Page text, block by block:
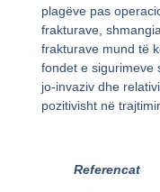
plagëve pas
frakturave,
frakturave mund të
fondet e sigurimeve
jo-invaziv dhe
pozitivisht në
Referencat